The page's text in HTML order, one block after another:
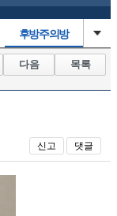
후방주의방
직찍/특종
군사/무기
다음 목록
신고 댓글